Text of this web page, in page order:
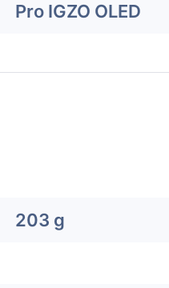
Pro IGZO OLED
203 g